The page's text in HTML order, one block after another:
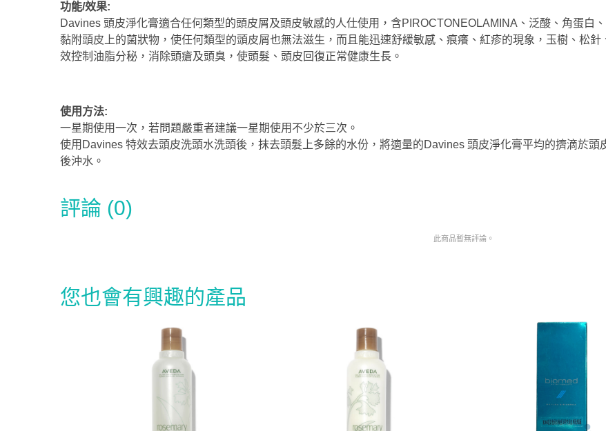
功能/效果:
Davines 頭皮淨化膏適合任何類型的頭皮屑及頭皮敏感的人仕使用，含PIROCTONEOLAMINA、泛酸、角蛋白
黏附頭皮上的菌狀物 ，使任何類型的頭皮屑也無法滋生 ，而且能迅速舒緩敏感、痕癢、紅疹的現象，玉樹、松
效控制油脂分秘，消除頭瘡及頭臭 ，使頭髮、頭皮回復正常健康生長。
使用方法:
一星期使用一次，若問題嚴重者建議一星期使用不少於三次。
使用Davines 特效去頭皮洗頭水洗頭後，抹去頭髮上多餘的水份，將適量的Davines 頭皮淨化膏平均的擠滴於
後沖水。
評論 (0)
此商品暫無評論。
您也會有興趣的產品